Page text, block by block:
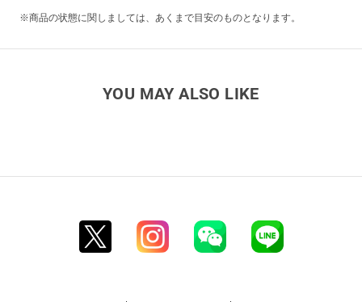
※商品の状態に関しましては、あくまで目安のものとなります。
YOU MAY ALSO LIKE